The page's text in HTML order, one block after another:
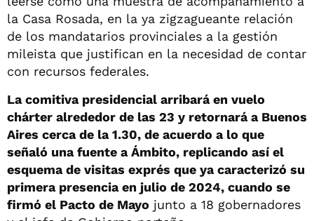
la Casa Rosada, en la ya zigzagueante relación
de los mandatarios provinciales a la gestión
mileista que justifican en la necesidad de contar
con recursos federales.
La comitiva presidencial arribará en vuelo
chárter alrededor de las 23 y retornará a Buenos
Aires cerca de la 1.30, de acuerdo a lo que
señaló una fuente a Ámbito, replicando así el
esquema de visitas exprés que ya caracterizó su
primera presencia en julio de 2024, cuando se
firmó el Pacto de Mayo junto a 18 gobernadores